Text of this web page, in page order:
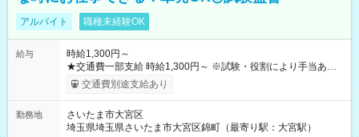
アルバイト 職種未経験OK
給与
時給1,300円～
★交通費一部支給 時給1,300円～ ※試験・役割により手当あり
※勤務回数により昇給あり 【即給（前払い）オプションあ
り！】 希望される場合、勤務から1週間ほどで給与の一部を受け
例】 ・河合塾模擬試験 8:30～17:30（休憩1時間） 時給1,300円
×8時間＝日収10,400円＋交通費 ※当日の役割により時給＋100
交通費別途支給あり
勤務地
さいたま市大宮区
埼玉県埼玉県さいたま市大宮区錦町（最寄り駅：大宮駅）